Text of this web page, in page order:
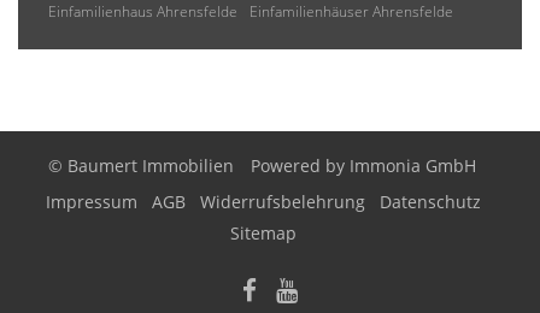
Einfamilienhaus Ahrensfelde
Einfamilienhäuser Ahrensfelde
© Baumert Immobilien Powered by Immonia GmbH
Impressum
AGB Widerrufsbelehrung
Datenschutz
Sitemap